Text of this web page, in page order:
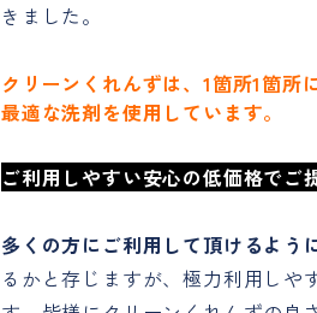
きました。
クリーンくれんずは、1箇所1箇
最適な洗剤を使用しています。
ご利用しやすい安心の低価格でご
多くの方にご利用して頂けるよう
るかと存じますが、極力利用しや